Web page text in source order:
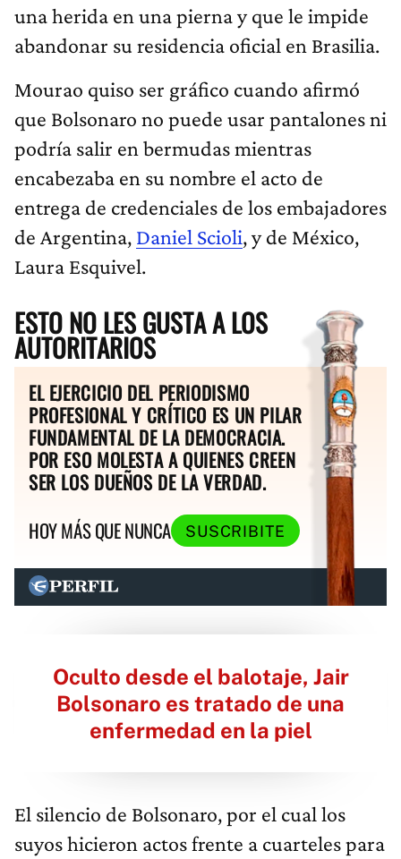
una herida en una pierna y que le impide
abandonar su residencia oficial en Brasilia.
Mourao quiso ser gráfico cuando afirmó
que Bolsonaro no puede usar pantalones ni
podría salir en bermudas mientras
encabezaba en su nombre el acto de
entrega de credenciales de los embajadores
de Argentina, Daniel Scioli, y de México,
Laura Esquivel.
ESTO NO LES GUSTA A LOS
AUTORITARIOS
EL EJERCICIO DEL PERIODISMO
PROFESIONAL Y CRÍTICO ES UN PILAR
FUNDAMENTAL DE LA DEMOCRACIA.
POR ESO MOLESTA A QUIENES CREEN
SER LOS DUEÑOS DE LA VERDAD.
HOY MÁS QUE NUNCA
SUSCRIBITE
Oculto desde el balotaje, Jair
Bolsonaro es tratado de una
enfermedad en la piel
El silencio de Bolsonaro, por el cual los
suyos hicieron actos frente a cuarteles para